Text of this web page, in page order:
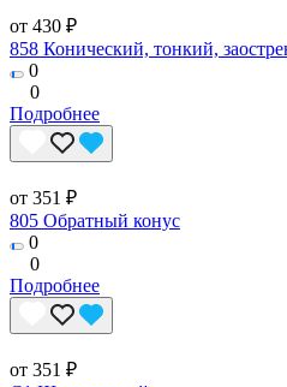
от 430 ₽
858 Конический, тонкий,
0
0
Подробнее
от 351 ₽
805 Обратный конус
0
0
Подробнее
от 351 ₽